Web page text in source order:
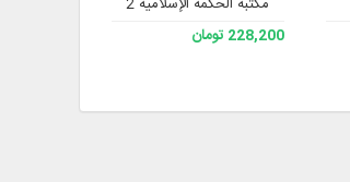
مکتبة الحکمة الإسلامیة 2
228,200 تومان